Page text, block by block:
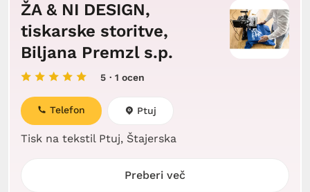
ŽA & NI DESIGN,
tiskarske storitve,
Biljana Premzl s.p.
5 · 1 ocen
Tisk na tekstil Ptuj, Štajerska
Telefon Ptuj
Preberi več